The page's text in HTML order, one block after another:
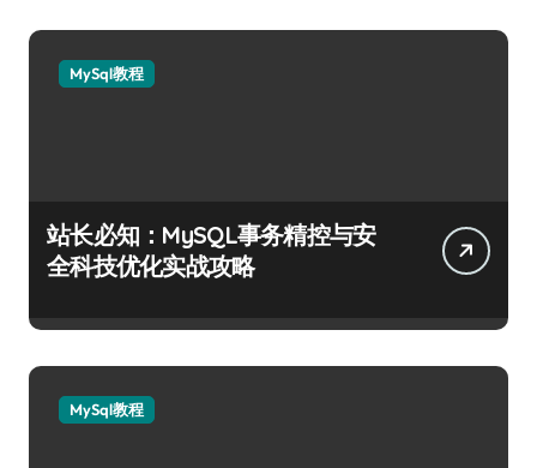
MySql教程
站长必知：MySQL事务精控与安
全科技优化实战攻略
MySql教程